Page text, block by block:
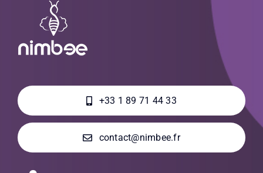
+33 1 89 71 44 33
contact@nimbee.fr